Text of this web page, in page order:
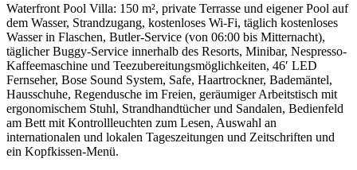
Waterfront Pool Villa: 150 m², private Terrasse und eigener Pool auf
dem Wasser, Strandzugang, kostenloses Wi-Fi, täglich kostenloses
Wasser in Flaschen, Butler-Service (von 06:00 bis Mitternacht),
täglicher Buggy-Service innerhalb des Resorts, Minibar, Nespresso-
Kaffeemaschine und Teezubereitungsmöglichkeiten, 46′ LED
Fernseher, Bose Sound System, Safe, Haartrockner, Bademäntel,
Hausschuhe, Regendusche im Freien, geräumiger Arbeitstisch mit
ergonomischem Stuhl, Strandhandtücher und Sandalen, Bedienfeld
am Bett mit Kontrollleuchten zum Lesen, Auswahl an
internationalen und lokalen Tageszeitungen und Zeitschriften und
ein Kopfkissen-Menü.